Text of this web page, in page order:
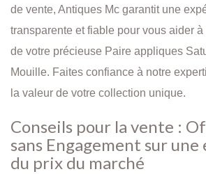
de vente, Antiques Mc garantit une
transparente et fiable pour vous aider
de votre précieuse Paire appliques
Mouille. Faites confiance à notre
la valeur de votre collection unique.
Conseils pour la vente :
sans Engagement sur
du prix du marché